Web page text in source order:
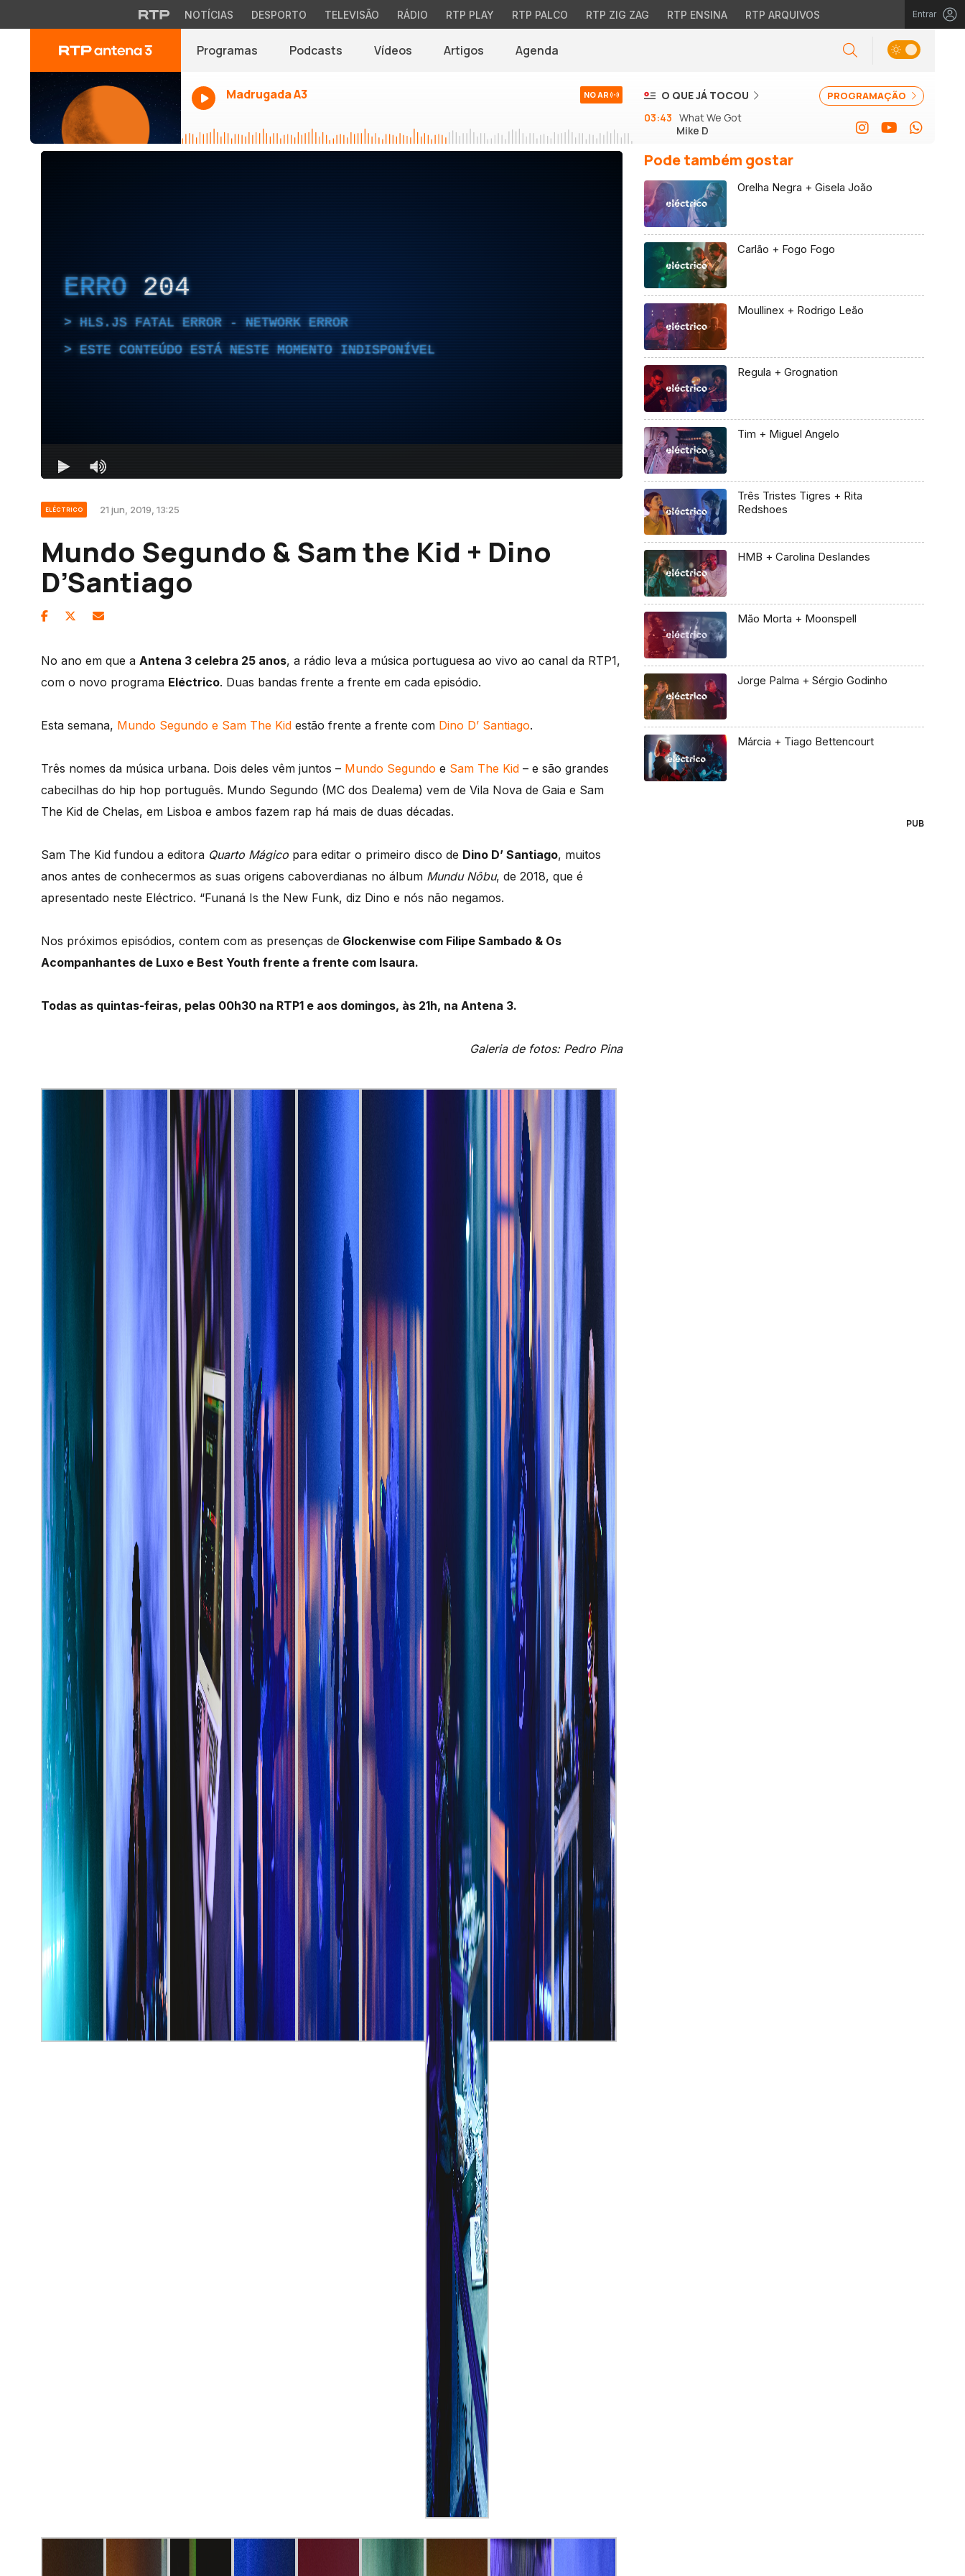
NOTÍCIAS DESPORTO TELEVISÃO RÁDIO RTP PLAY RTP PALCO RTP ZIG ZAG RTP ENSINA RTP ARQUIVOS Entrar
Programas Podcasts Vídeos Artigos Agenda
Madrugada A3 NO AR PROGRAMAÇÃO
O QUE JÁ TOCOU
03:43 What We Got
Mike D
ELÉCTRICO 21 jun, 2019, 13:25
Mundo Segundo & Sam the Kid + Dino
D’Santiago
No ano em que a Antena 3 celebra 25 anos, a rádio leva a música portuguesa ao vivo ao canal da RTP1,
com o novo programa Eléctrico. Duas bandas frente a frente em cada episódio.
Esta semana, Mundo Segundo e Sam The Kid estão frente a frente com Dino D’ Santiago.
Três nomes da música urbana. Dois deles vêm juntos – Mundo Segundo e Sam The Kid – e são grandes
cabecilhas do hip hop português. Mundo Segundo (MC dos Dealema) vem de Vila Nova de Gaia e Sam
The Kid de Chelas, em Lisboa e ambos fazem rap há mais de duas décadas.
Sam The Kid fundou a editora Quarto Mágico para editar o primeiro disco de Dino D’ Santiago, muitos
anos antes de conhecermos as suas origens caboverdianas no álbum Mundu Nôbu, de 2018, que é
apresentado neste Eléctrico. “Funaná Is the New Funk, diz Dino e nós não negamos.
Nos próximos episódios, contem com as presenças de Glockenwise com Filipe Sambado & Os
Acompanhantes de Luxo e Best Youth frente a frente com Isaura.
Todas as quintas-feiras, pelas 00h30 na RTP1 e aos domingos, às 21h, na Antena 3.
Galeria de fotos: Pedro Pina
Pode também gostar
Orelha Negra + Gisela João
Carlão + Fogo Fogo
Moullinex + Rodrigo Leão
Regula + Grognation
Tim + Miguel Angelo
Três Tristes Tigres + Rita
Redshoes
HMB + Carolina Deslandes
Mão Morta + Moonspell
Jorge Palma + Sérgio Godinho
Márcia + Tiago Bettencourt
PUB